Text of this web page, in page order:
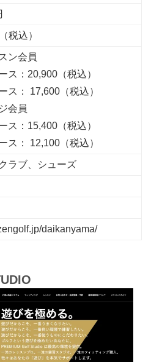
税込）
ン会員
ス：20,900（税込）
ス： 17,600（税込）
会員
ス：15,400（税込）
ス： 12,100（税込）
ラブ、シューズ
daikanyama/